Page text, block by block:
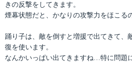
きの反撃をしてきます。
煙幕状態だと、かなりの攻撃力をほこる
踊り子は、敵を倒すと増援で出てきて、
復を使います。
なんかいっぱい出てきますね…特に問題